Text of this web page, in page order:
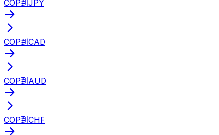
COP到JPY
COP到CAD
COP到AUD
COP到CHF